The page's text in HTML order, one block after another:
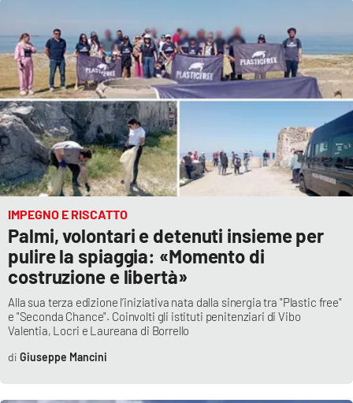
IMPEGNO E RISCATTO
Palmi, volontari e detenuti insieme per
pulire la spiaggia: «Momento di
costruzione e libertà»
Alla sua terza edizione l’iniziativa nata dalla sinergia tra "Plastic free"
e "Seconda Chance". Coinvolti gli istituti penitenziari di Vibo
Valentia, Locri e Laureana di Borrello
Giuseppe Mancini